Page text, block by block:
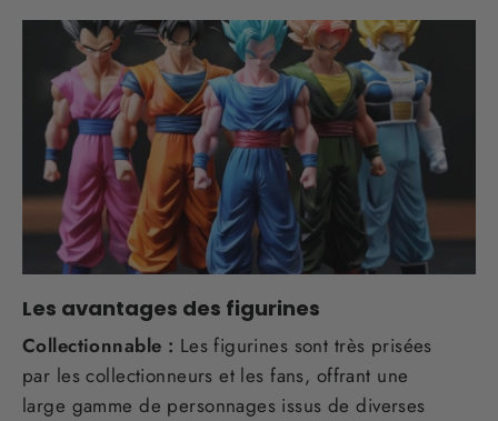
Les avantages des figurines
Collectionnable : Les figurines sont très prisées
par les collectionneurs et les fans, offrant une
large gamme de personnages issus de diverses